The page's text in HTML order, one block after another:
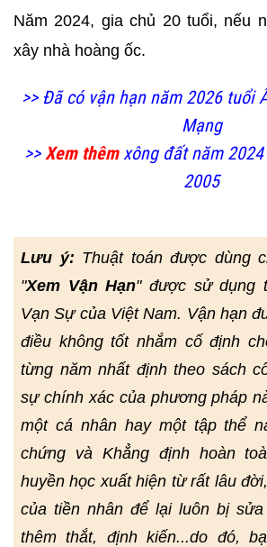
Năm 2024, gia chủ 20 tuổi, nếu
xây nhà hoàng ốc.
>> Đã có vận hạn năm 2026 tuổi
Mạng
>>Xem thêmxông đất năm 2024
2005
Lưu ý: Thuật toán được dùng
"Xem Vận Hạn" được sử dụng
Vạn Sự của Việt Nam. Vận hạn
điều không tốt nhắm cố định
từng năm nhất định theo sách
sự chính xác của phương pháp
một cá nhân hay một tập thể
chứng và Khẳng định hoàn
huyền học xuất hiện từ rất lâu
của tiền nhân để lại luôn bị
thêm thắt, định kiến...do đó,